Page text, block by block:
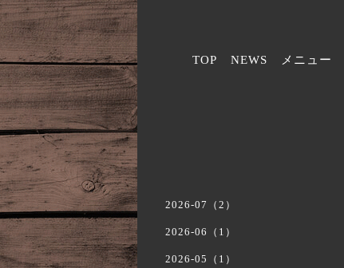
TOP NEWS メニュー
2026-07（2）
2026-06（1）
2026-05（1）